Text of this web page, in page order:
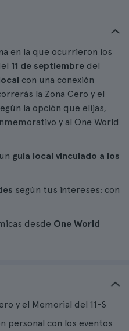
en la que ocurrieron los
11 de septiembre del
con una conexión
la Zona Cero y el
la opción que elijas,
y al One World
guía local vinculado a los
según tus intereses: con
desde One World
y el Memorial del 11-S
personal con los eventos